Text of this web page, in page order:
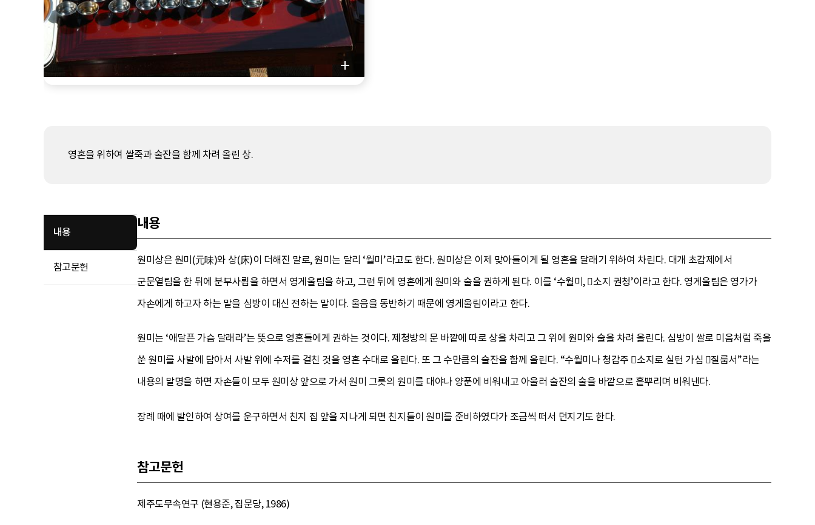
영혼을 위하여 쌀죽과 술잔을 함께 차려 올린 상.
내용
참고문헌
내용
원미상은 원미(元味)와 상(床)이 더해진 말로, 원미는 달리 ‘월미’라고도 한다. 원미상은 이제 맞아들이게 될 영혼을 달래기 위하여 차린다. 대개 초감제에서
군문열림을 한 뒤에 분부사룀을 하면서 영게울림을 하고, 그런 뒤에 영혼에게 원미와 술을 권하게 된다. 이를 ‘수월미, 소지 권청’이라고 한다. 영게울림은 영가가
자손에게 하고자 하는 말을 심방이 대신 전하는 말이다. 울음을 동반하기 때문에 영게울림이라고 한다.
원미는 ‘애달픈 가슴 달래라’는 뜻으로 영혼들에게 권하는 것이다. 제청방의 문 바깥에 따로 상을 차리고 그 위에 원미와 술을 차려 올린다. 심방이 쌀로 미음처럼 죽을
쑨 원미를 사발에 담아서 사발 위에 수저를 걸친 것을 영혼 수대로 올린다. 또 그 수만큼의 술잔을 함께 올린다. “수월미나 청감주 소지로 실턴 가심 질룹서”라는
내용의 말명을 하면 자손들이 모두 원미상 앞으로 가서 원미 그릇의 원미를 대야나 양푼에 비워내고 아울러 술잔의 술을 바깥으로 흩뿌리며 비워낸다.
장례 때에 발인하여 상여를 운구하면서 친지 집 앞을 지나게 되면 친지들이 원미를 준비하였다가 조금씩 떠서 던지기도 한다.
참고문헌
제주도무속연구 (현용준, 집문당, 1986)